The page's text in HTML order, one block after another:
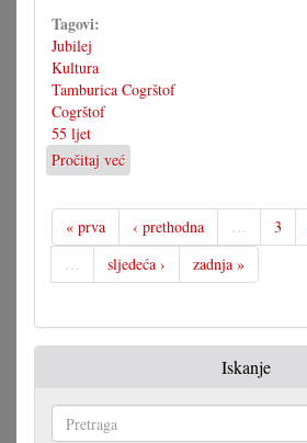
Tagovi:
Jubilej
Kultura
Tamburica Cogrštof
Cogrštof
55 ljet
Pročitaj već
Dostojno
svečevanje
55.
obljetnice
« prva ‹ prethodna … 3
…
sljedeća › zadnja »
Iskanje